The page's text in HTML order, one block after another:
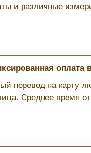
и различные
перевод на карту
Среднее время